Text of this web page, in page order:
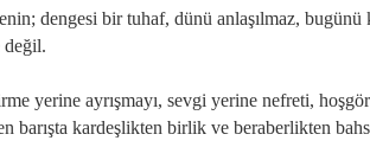
dengesi bir tuhaf, dünü anlaşılmaz, bugünü
değil.
yerine ayrışmayı, sevgi yerine nefreti,
barışta kardeşlikten birlik ve beraberlikten